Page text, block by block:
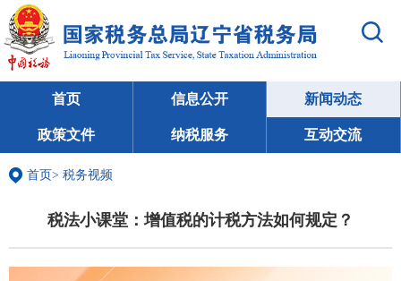
首页 信息公开 新闻动态
政策文件 纳税服务 互动交流
首页> 税务视频
税法小课堂：增值税的计税方法如何规定？